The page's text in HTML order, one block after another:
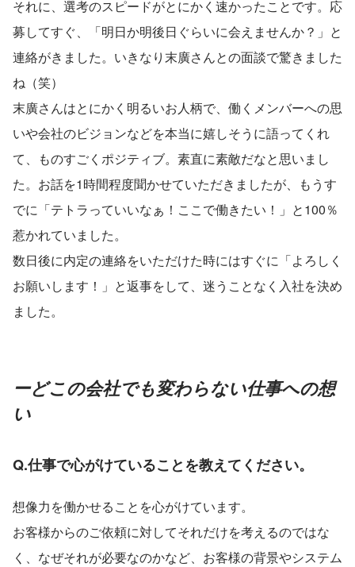
それに、選考のスピードがとにかく速かったことです。応
募してすぐ、「明日か明後日ぐらいに会えませんか？」と
連絡がきました。いきなり末廣さんとの面談で驚きました
ね（笑）
末廣さんはとにかく明るいお人柄で、働くメンバーへの思
いや会社のビジョンなどを本当に嬉しそうに語ってくれ
て、ものすごくポジティブ。素直に素敵だなと思いまし
た。お話を1時間程度聞かせていただきましたが、もうす
でに「テトラっていいなぁ！ここで働きたい！」と100％
惹かれていました。
数日後に内定の連絡をいただけた時にはすぐに「よろしく
お願いします！」と返事をして、迷うことなく入社を決め
ました。
ーどこの会社でも変わらない仕事への想
い
Q.仕事で心がけていることを教えてください。
想像力を働かせることを心がけています。
お客様からのご依頼に対してそれだけを考えるのではな
く、なぜそれが必要なのかなど、お客様の背景やシステム